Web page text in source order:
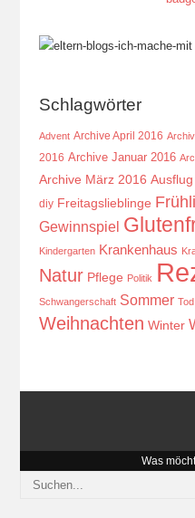
Schlagwörter
Advent Archive April 2016
2016 Archive Januar 2016
Archive März 2016 Ausflug
diy Freitagslieblinge
Gewinnspiel
Kindergarten Krankenhaus
Natur Pflege Politik
Schwangerschaft Sommer Tod
Weihnachten Winter
Was